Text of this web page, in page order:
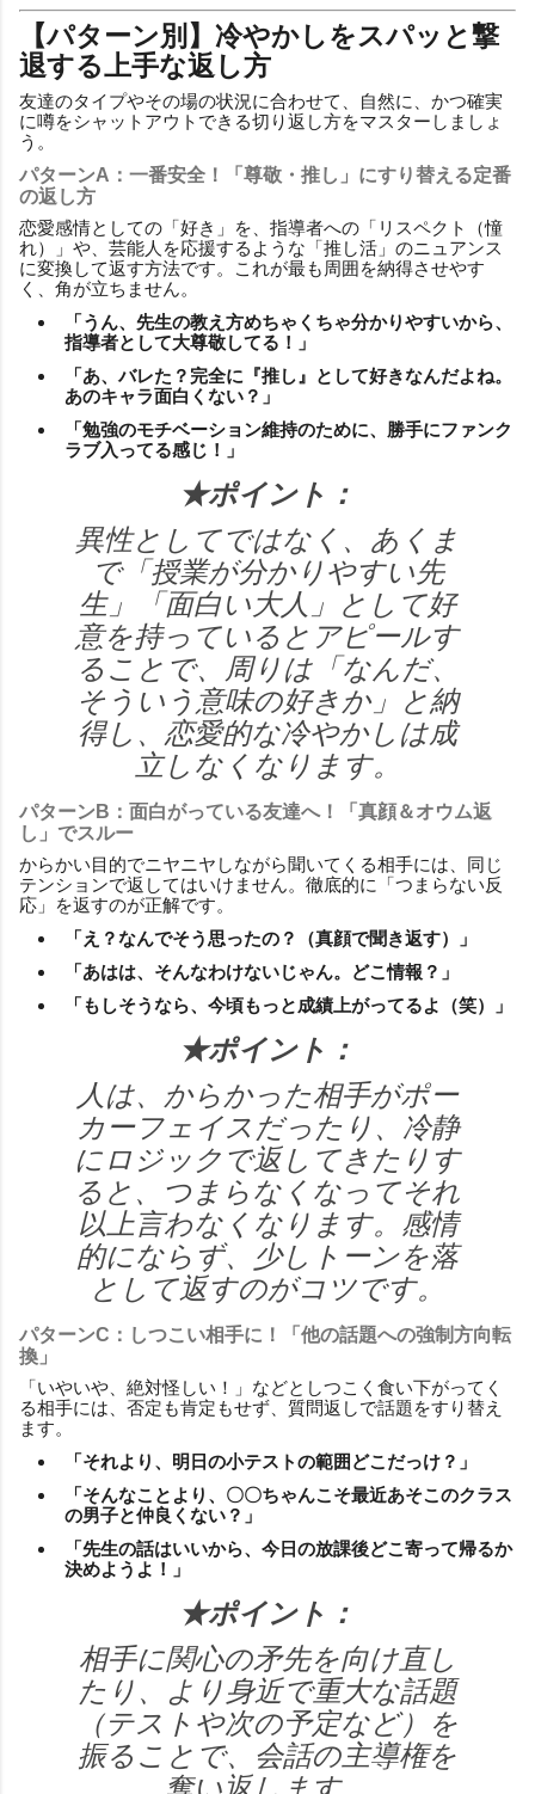
【パターン別】冷やかしをスパッと撃
退する上手な返し方
友達のタイプやその場の状況に合わせて、自然に、かつ確実
に噂をシャットアウトできる切り返し方をマスターしましょ
う。
パターンA：一番安全！「尊敬・推し」にすり替える定番
の返し方
恋愛感情としての「好き」を、指導者への「リスペクト（憧
れ）」や、芸能人を応援するような「推し活」のニュアンス
に変換して返す方法です。これが最も周囲を納得させやす
く、角が立ちません。
「うん、先生の教え方めちゃくちゃ分かりやすいから、
指導者として大尊敬してる！」
「あ、バレた？完全に『推し』として好きなんだよね。
あのキャラ面白くない？」
「勉強のモチベーション維持のために、勝手にファンク
ラブ入ってる感じ！」
★ポイント：
異性としてではなく、あくま
で「授業が分かりやすい先
生」「面白い大人」として好
意を持っているとアピールす
ることで、周りは「なんだ、
そういう意味の好きか」と納
得し、恋愛的な冷やかしは成
立しなくなります。
パターンB：面白がっている友達へ！「真顔＆オウム返
し」でスルー
からかい目的でニヤニヤしながら聞いてくる相手には、同じ
テンションで返してはいけません。徹底的に「つまらない反
応」を返すのが正解です。
「え？なんでそう思ったの？（真顔で聞き返す）」
「あはは、そんなわけないじゃん。どこ情報？」
「もしそうなら、今頃もっと成績上がってるよ（笑）」
★ポイント：
人は、からかった相手がポー
カーフェイスだったり、冷静
にロジックで返してきたりす
ると、つまらなくなってそれ
以上言わなくなります。感情
的にならず、少しトーンを落
として返すのがコツです。
パターンC：しつこい相手に！「他の話題への強制方向転
換」
「いやいや、絶対怪しい！」などとしつこく食い下がってく
る相手には、否定も肯定もせず、質問返しで話題をすり替え
ます。
「それより、明日の小テストの範囲どこだっけ？」
「そんなことより、〇〇ちゃんこそ最近あそこのクラス
の男子と仲良くない？」
「先生の話はいいから、今日の放課後どこ寄って帰るか
決めようよ！」
★ポイント：
相手に関心の矛先を向け直し
たり、より身近で重大な話題
（テストや次の予定など）を
振ることで、会話の主導権を